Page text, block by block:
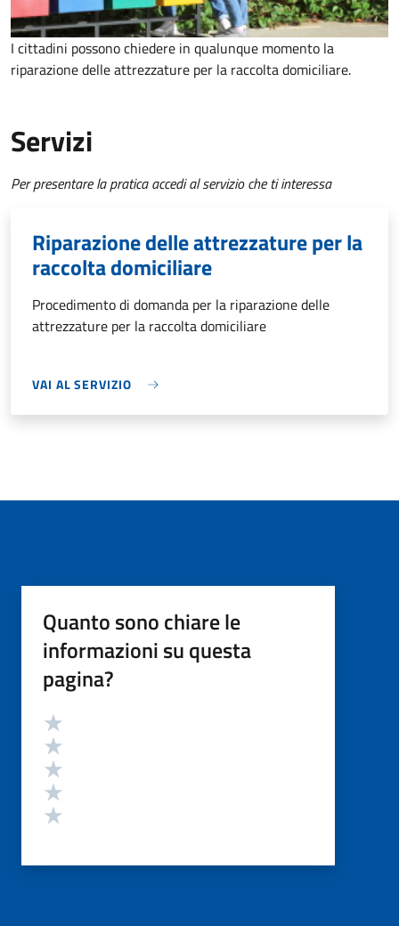
I cittadini possono chiedere in qualunque momento la
riparazione delle attrezzature per la raccolta domiciliare.
Servizi
Per presentare la pratica accedi al servizio che ti interessa
Riparazione delle attrezzature per la
raccolta domiciliare
Procedimento di domanda per la riparazione delle
attrezzature per la raccolta domiciliare
VAI AL SERVIZIO
Quanto sono chiare le
informazioni su questa
pagina?
Valutazione